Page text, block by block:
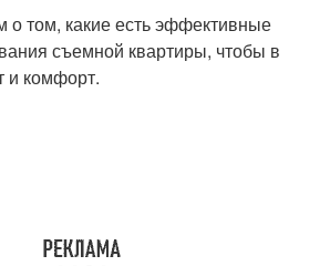
о том, какие есть эффективные
съемной квартиры, чтобы в
и комфорт.